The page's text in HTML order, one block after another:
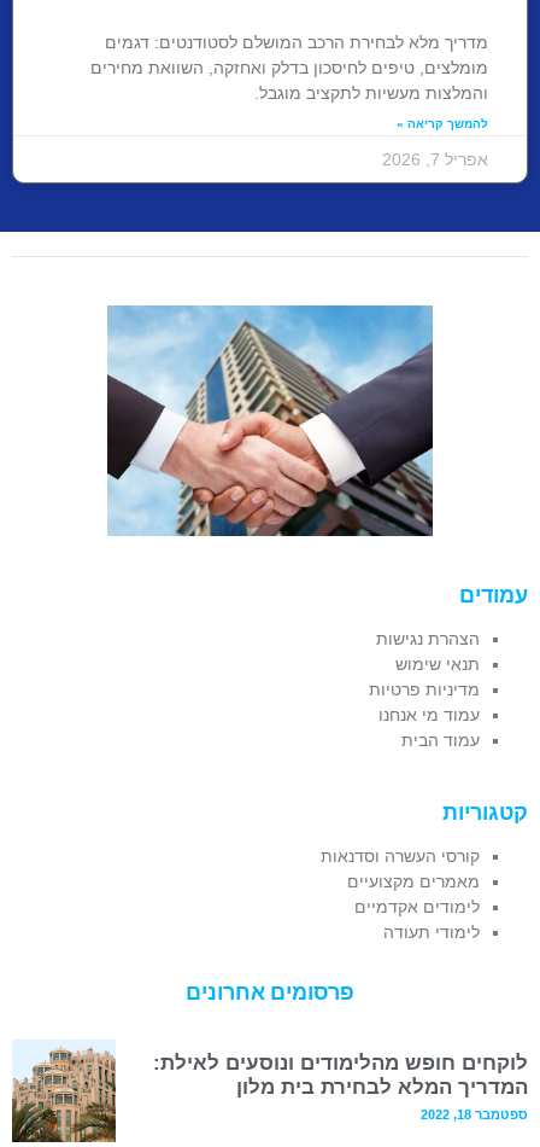
מדריך מלא לבחירת הרכב המושלם לסטודנטים: דגמים
מומלצים, טיפים לחיסכון בדלק ואחזקה, השוואת מחירים
והמלצות מעשיות לתקציב מוגבל.
להמשך קריאה »
אפריל 7, 2026
עמודים
הצהרת נגישות
תנאי שימוש
מדיניות פרטיות
עמוד מי אנחנו
עמוד הבית
קטגוריות
קורסי העשרה וסדנאות
מאמרים מקצועיים
לימודים אקדמיים
לימודי תעודה
פרסומים אחרונים
לוקחים חופש מהלימודים ונוסעים לאילת:
המדריך המלא לבחירת בית מלון
ספטמבר 18, 2022